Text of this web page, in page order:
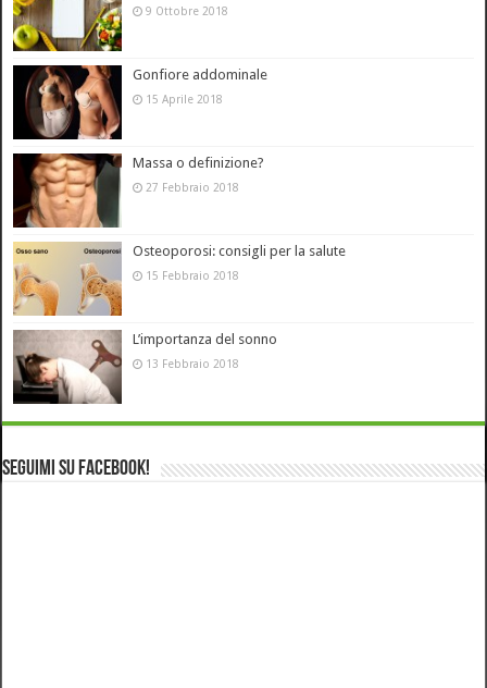
9 Ottobre 2018
Gonfiore addominale
15 Aprile 2018
Massa o definizione?
27 Febbraio 2018
Osteoporosi: consigli per la salute
15 Febbraio 2018
L’importanza del sonno
13 Febbraio 2018
Seguimi su Facebook!